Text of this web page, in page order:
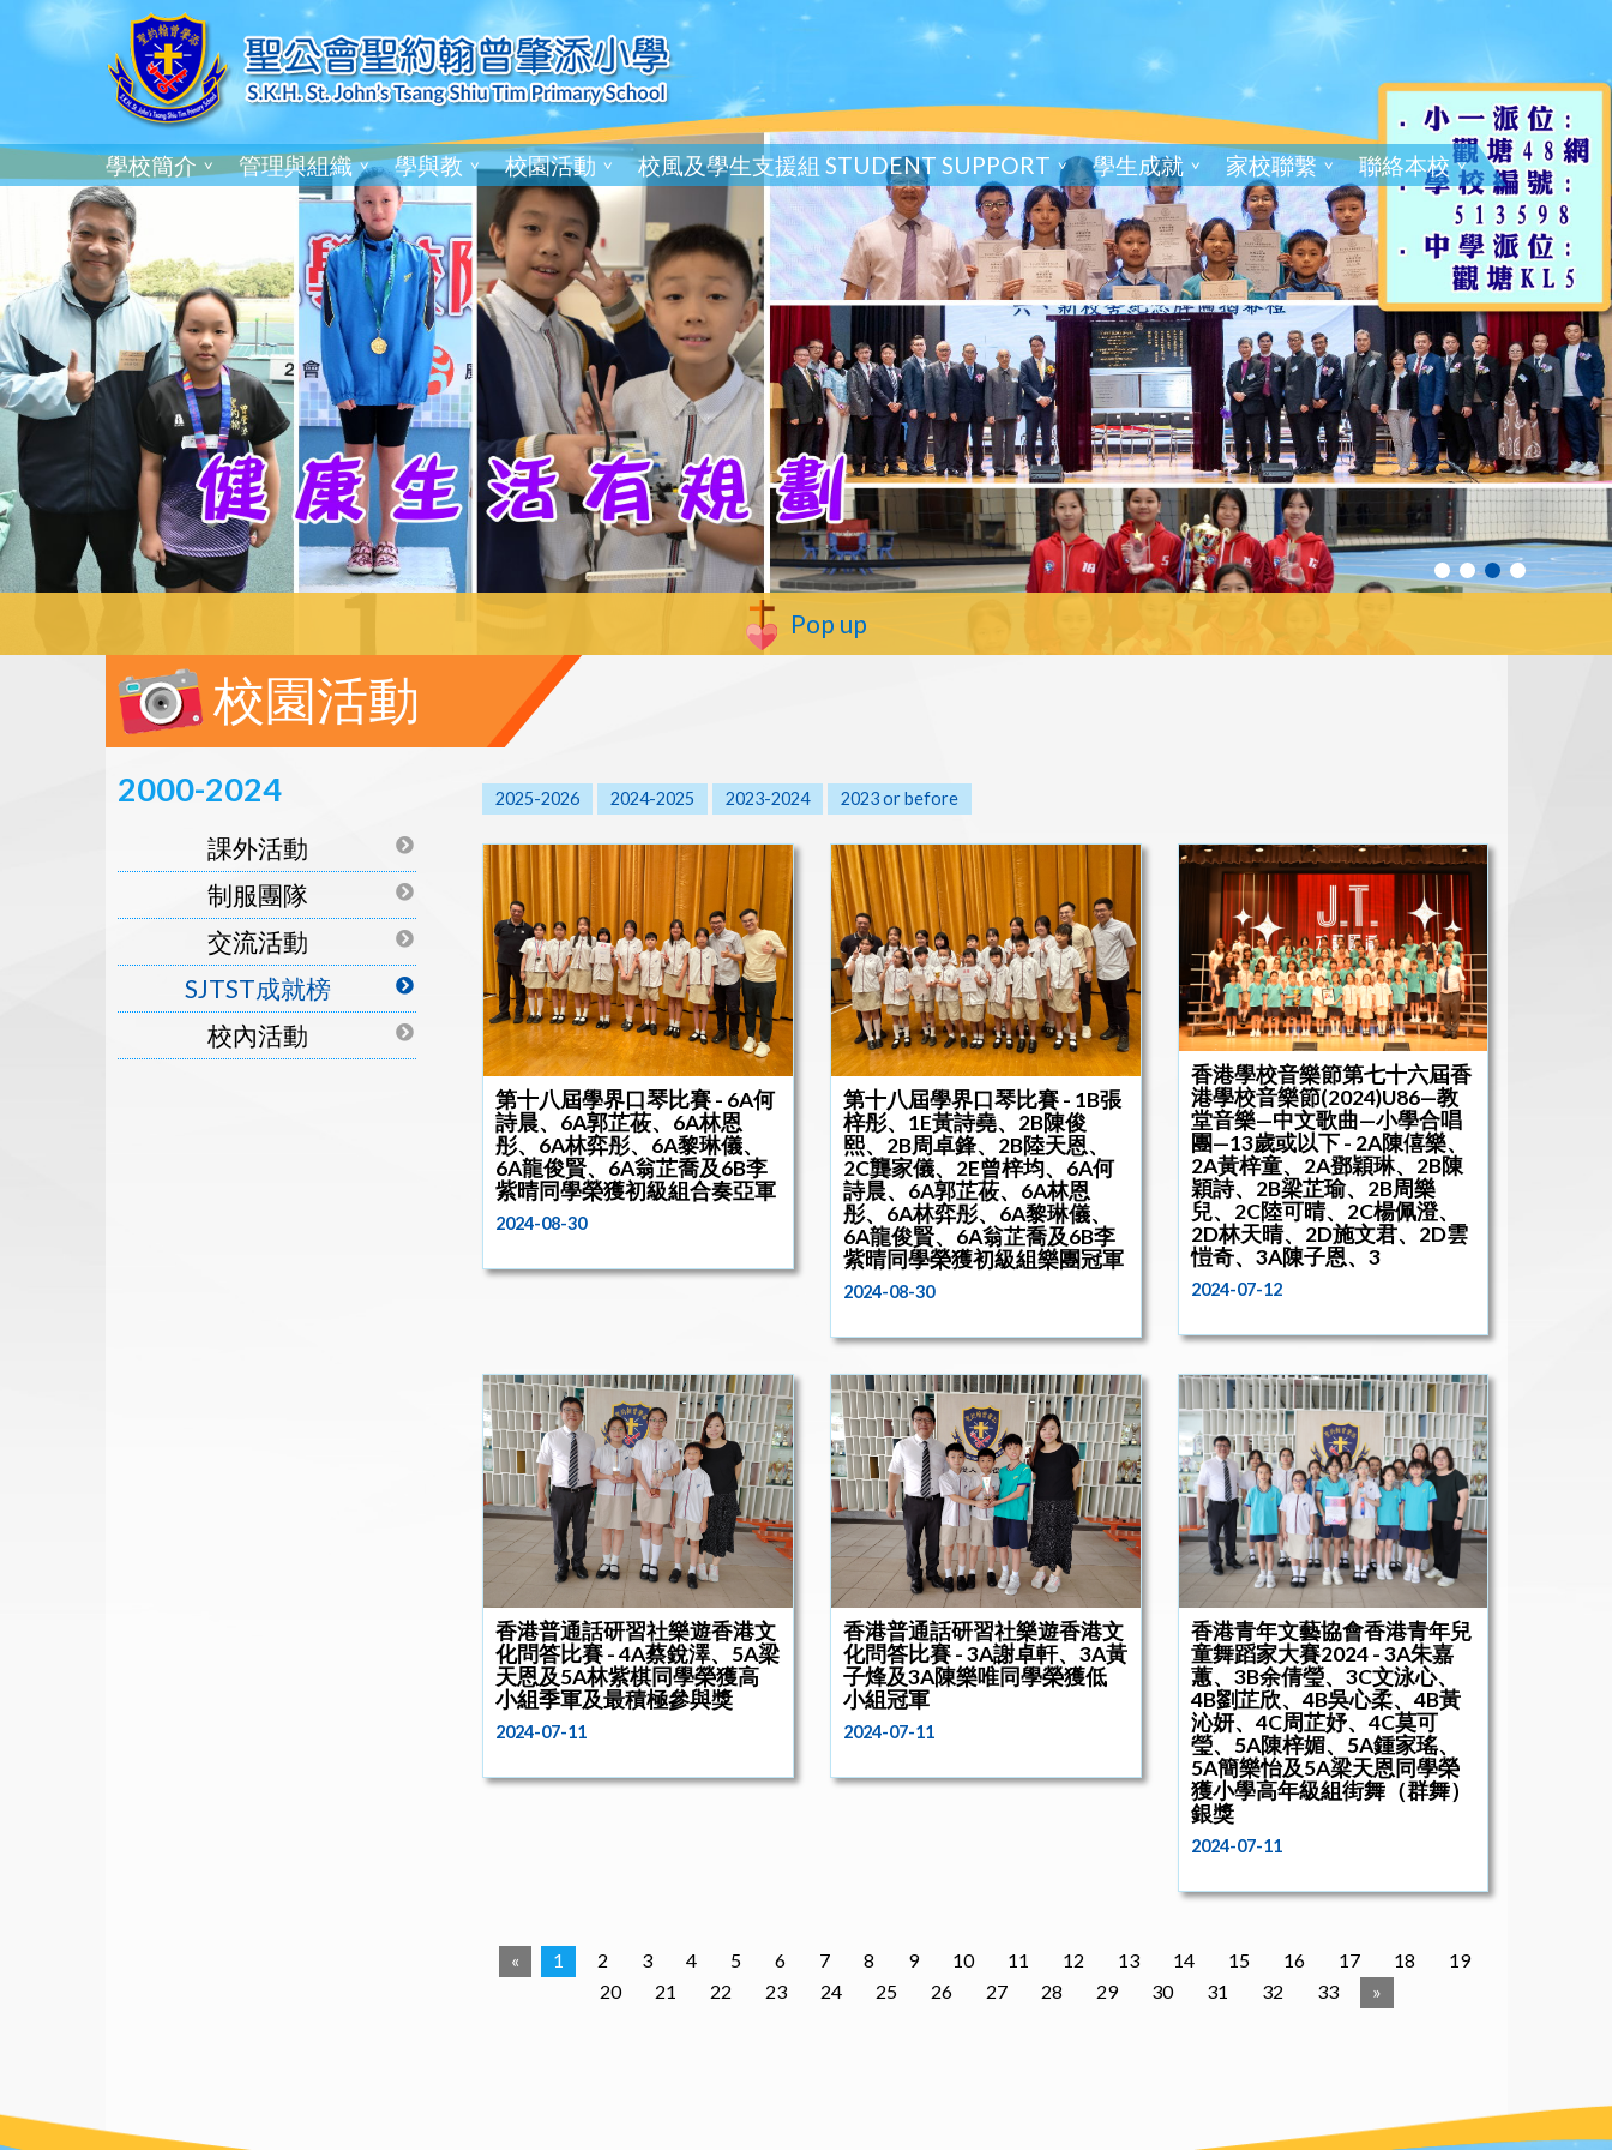
學校簡介 管理與組織 學與教 校園活動 校風及學生支援組 STUDENT SUPPORT 學生成就 家校聯繫 聯絡本校
Pop up
校園活動
2000-2024
課外活動
制服團隊
交流活動
SJTST成就榜
校內活動
2025-2026 2024-2025 2023-2024 2023 or before
第十八屆學界口琴比賽 - 6A何
詩晨、6A郭芷莜、6A林恩
彤、6A林弈彤、6A黎琳儀、
6A龍俊賢、6A翁芷喬及6B李
紫晴同學榮獲初級組合奏亞軍
2024-08-30
第十八屆學界口琴比賽 - 1B張
梓彤、1E黃詩堯、2B陳俊
熙、2B周卓鋒、2B陸天恩、
2C龔家儀、2E曾梓均、6A何
詩晨、6A郭芷莜、6A林恩
彤、6A林弈彤、6A黎琳儀、
6A龍俊賢、6A翁芷喬及6B李
紫晴同學榮獲初級組樂團冠軍
2024-08-30
香港學校音樂節第七十六屆香
港學校音樂節(2024)U86—教
堂音樂—中文歌曲—小學合唱
團—13歲或以下 - 2A陳僖樂、
2A黃梓童、2A鄧穎琳、2B陳
穎詩、2B梁芷瑜、2B周樂
兒、2C陸可晴、2C楊佩澄、
2D林天晴、2D施文君、2D雲
愷奇、3A陳子恩、3
2024-07-12
香港普通話研習社樂遊香港文
化問答比賽 - 4A蔡銳澤、5A梁
天恩及5A林紫棋同學榮獲高
小組季軍及最積極參與獎
2024-07-11
香港普通話研習社樂遊香港文
化問答比賽 - 3A謝卓軒、3A黃
子烽及3A陳樂唯同學榮獲低
小組冠軍
2024-07-11
香港青年文藝協會香港青年兒
童舞蹈家大賽2024 - 3A朱嘉
蕙、3B余倩瑩、3C文泳心、
4B劉芷欣、4B吳心柔、4B黃
沁妍、4C周芷妤、4C莫可
瑩、5A陳梓媚、5A鍾家瑤、
5A簡樂怡及5A梁天恩同學榮
獲小學高年級組街舞（群舞）
銀獎
2024-07-11
« 1 2 3 4 5 6 7 8 9 10 11 12 13 14 15 16 17 18
19
20
21 22 23 24 25 26 27 28 29 30 31 32 33 »